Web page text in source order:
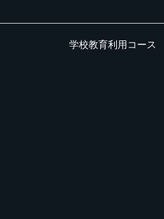
学校教育利用コース